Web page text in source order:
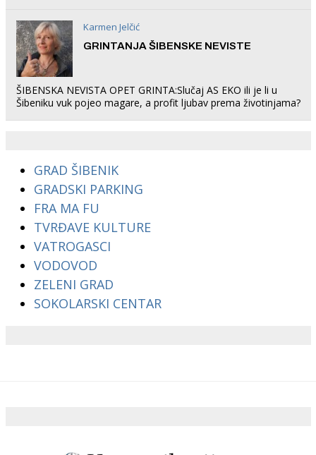
Karmen Jelčić
GRINTANJA ŠIBENSKE NEVISTE
ŠIBENSKA NEVISTA OPET GRINTA:Slučaj AS EKO ili je li u
Šibeniku vuk pojeo magare, a profit ljubav prema životinjama?
GRAD ŠIBENIK
GRADSKI PARKING
FRA MA FU
TVRĐAVE KULTURE
VATROGASCI
VODOVOD
ZELENI GRAD
SOKOLARSKI CENTAR